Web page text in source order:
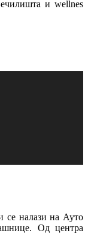
и wellnes
се налази на Ауто
Од центра